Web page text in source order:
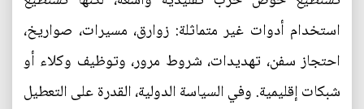
استخدام أدوات غير متماثلة: زوارق، مسيرات، صواريخ،
احتجاز سفن، تهديدات، شروط مرور، وتوظيف وكلاء أو
شبكات إقليمية. وفي السياسة الدولية، القدرة على التعطيل